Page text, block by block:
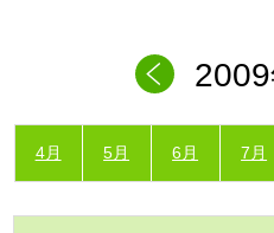
4月 5月 6月 7月